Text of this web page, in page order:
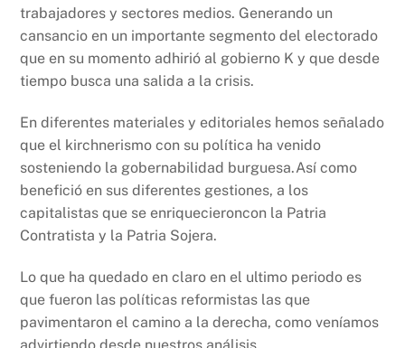
trabajadores y sectores medios. Generando un
cansancio en un importante segmento del electorado
que en su momento adhirió al gobierno K y que desde
tiempo busca una salida a la crisis.
En diferentes materiales y editoriales hemos señalado
que el kirchnerismo con su política ha venido
sosteniendo la gobernabilidad burguesa.Así como
benefició en sus diferentes gestiones, a los
capitalistas que se enriquecieroncon la Patria
Contratista y la Patria Sojera.
Lo que ha quedado en claro en el ultimo periodo es
que fueron las políticas reformistas las que
pavimentaron el camino a la derecha, como veníamos
advirtiendo desde nuestros análisis.